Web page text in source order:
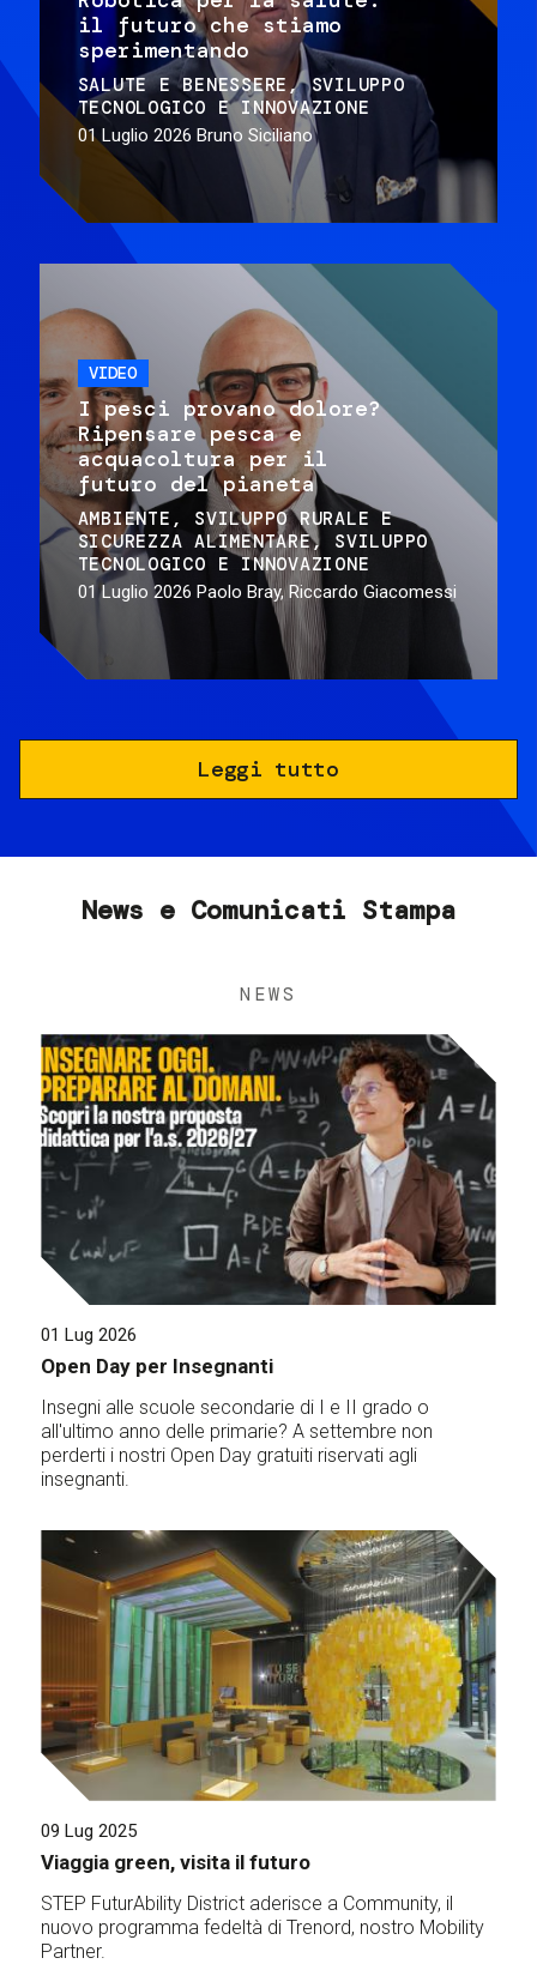
il futuro che stiamo
sperimentando
SALUTE E BENESSERE
SVILUPPO
TECNOLOGICO E INNOVAZIONE
01 Luglio 2026 Bruno Siciliano
VIDEO
I pesci provano dolore?
Ripensare pesca e
acquacoltura per il
futuro del pianeta
AMBIENTE
SVILUPPO RURALE E
SICUREZZA ALIMENTARE
SVILUPPO
TECNOLOGICO E INNOVAZIONE
01 Luglio 2026 Paolo Bray, Riccardo Giacomessi
Leggi tutto
News e Comunicati Stampa
NEWS
01 Lug 2026
Open Day per Insegnanti
Insegni alle scuole secondarie di I e II grado o
all'ultimo anno delle primarie? A settembre non
perderti i nostri Open Day gratuiti riservati agli
insegnanti.
09 Lug 2025
Viaggia green, visita il futuro
STEP FuturAbility District aderisce a Community, il
nuovo programma fedeltà di Trenord, nostro Mobility
Partner.